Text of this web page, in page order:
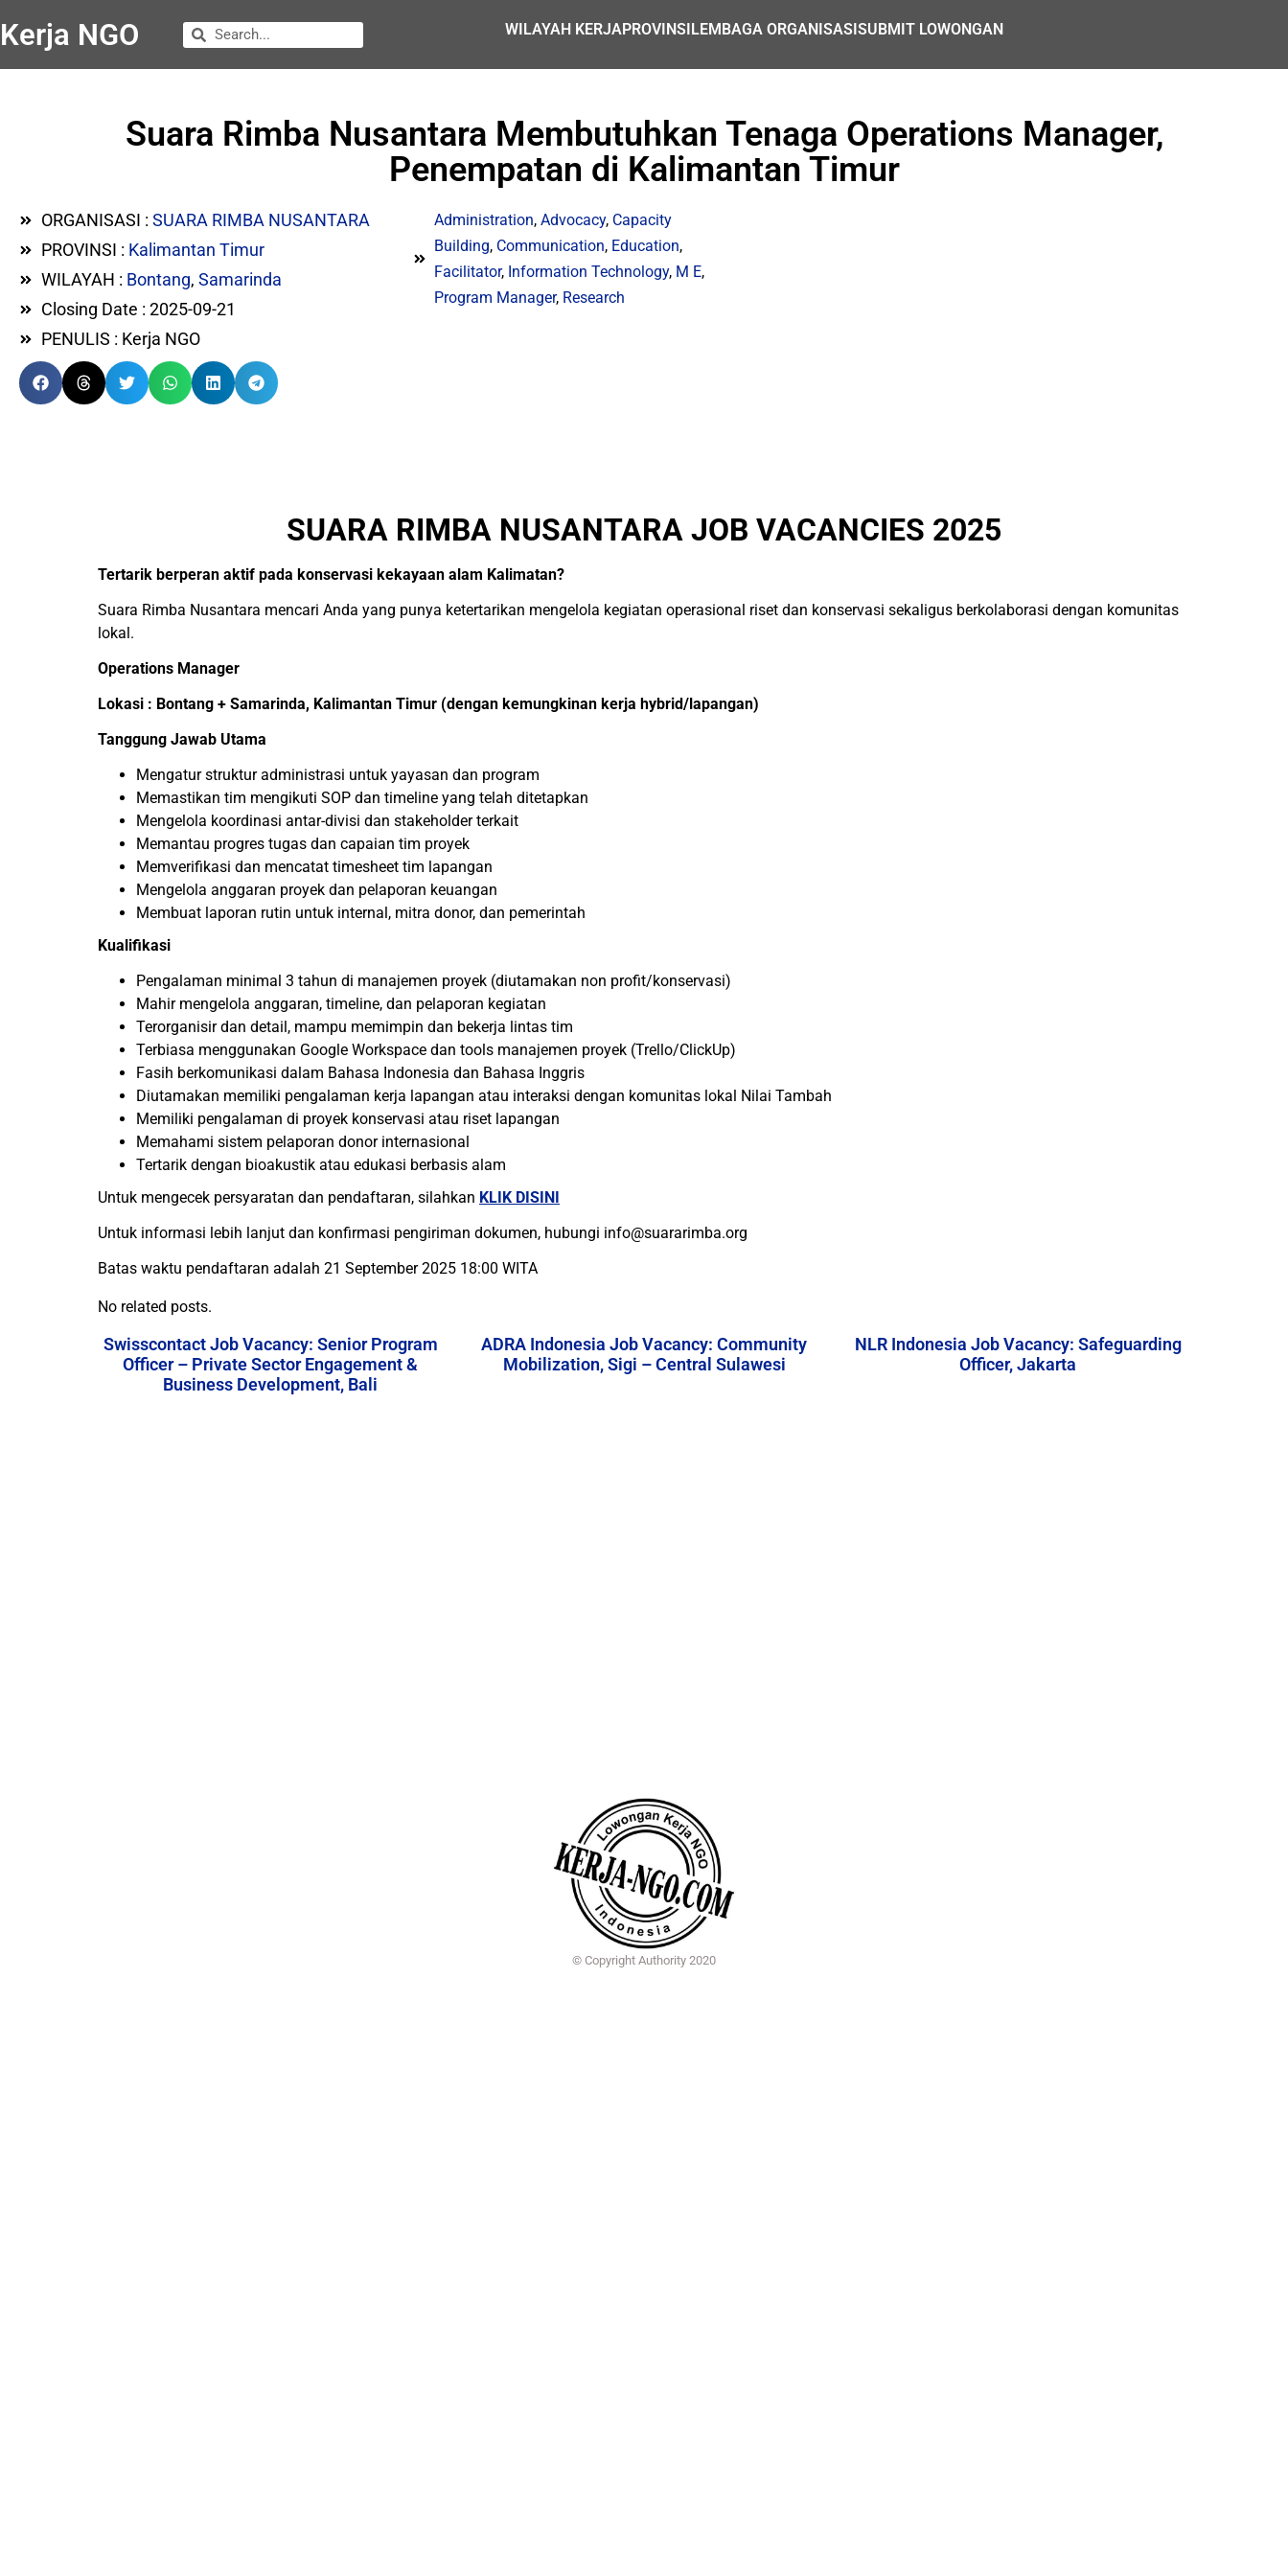
Kerja NGO WILAYAH KERJAPROVINSILEMBAGA ORGANISASISUBMIT LOWONGAN
Suara Rimba Nusantara Membutuhkan Tenaga Operations Manager,
Penempatan di Kalimantan Timur
ORGANISASI : SUARA RIMBA NUSANTARA
PROVINSI : Kalimantan Timur
WILAYAH : Bontang, Samarinda
Closing Date : 2025-09-21
PENULIS : Kerja NGO
Administration,Advocacy, Capacity
Building, Communication, Education,
Facilitator, Information Technology, M E,
Program Manager, Research
SUARA RIMBA NUSANTARA JOB VACANCIES 2025
Tertarik berperan aktif pada konservasi kekayaan alam Kalimatan?
Suara Rimba Nusantara mencari Anda yang punya ketertarikan mengelola kegiatan operasional riset dan konservasi sekaligus berkolaborasi dengan komunitas
lokal.
Operations Manager
Lokasi : Bontang + Samarinda, Kalimantan Timur (dengan kemungkinan kerja hybrid/lapangan)
Tanggung Jawab Utama
Mengatur struktur administrasi untuk yayasan dan program
Memastikan tim mengikuti SOP dan timeline yang telah ditetapkan
Mengelola koordinasi antar-divisi dan stakeholder terkait
Memantau progres tugas dan capaian tim proyek
Memverifikasi dan mencatat timesheet tim lapangan
Mengelola anggaran proyek dan pelaporan keuangan
Membuat laporan rutin untuk internal, mitra donor, dan pemerintah
Kualifikasi
Pengalaman minimal 3 tahun di manajemen proyek (diutamakan non profit/konservasi)
Mahir mengelola anggaran, timeline, dan pelaporan kegiatan
Terorganisir dan detail, mampu memimpin dan bekerja lintas tim
Terbiasa menggunakan Google Workspace dan tools manajemen proyek (Trello/ClickUp)
Fasih berkomunikasi dalam Bahasa Indonesia dan Bahasa Inggris
Diutamakan memiliki pengalaman kerja lapangan atau interaksi dengan komunitas lokal Nilai Tambah
Memiliki pengalaman di proyek konservasi atau riset lapangan
Memahami sistem pelaporan donor internasional
Tertarik dengan bioakustik atau edukasi berbasis alam
Untuk mengecek persyaratan dan pendaftaran, silahkan KLIK DISINI
Untuk informasi lebih lanjut dan konfirmasi pengiriman dokumen, hubungi info@suararimba.org
Batas waktu pendaftaran adalah 21 September 2025 18:00 WITA
No related posts.
Swisscontact Job Vacancy: Senior Program
Officer – Private Sector Engagement &
Business Development, Bali
ADRA Indonesia Job Vacancy: Community
Mobilization, Sigi – Central Sulawesi
NLR Indonesia Job Vacancy: Safeguarding
Officer, Jakarta
© Copyright Authority 2020